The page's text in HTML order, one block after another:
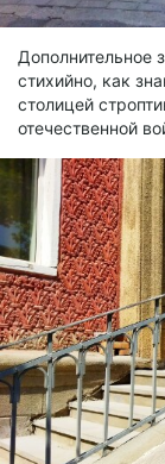
Дополнительное
стихийно, как
столицей
отечественной